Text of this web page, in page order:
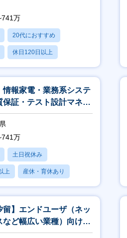
万
20代におすすめ
休日120日以上
り
情報家電・業務系システ
保証・テスト設計マネー
リスト
万
土日祝休み
上 産休・育休あり
以内
留】エンドユーザ（ネッ
など幅広い業種）向けア
業